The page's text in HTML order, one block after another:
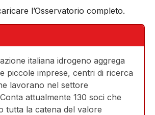
l’Osservatorio completo.
italiana idrogeno aggrega
piccole imprese, centri di ricerca
lavorano nel settore
attualmente 130 soci che
tutta la catena del valore